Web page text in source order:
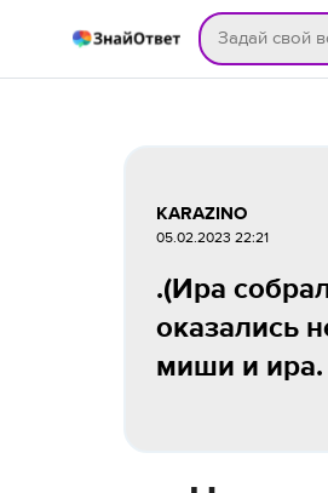
KARAZINO
05.02.2023 22:21
.(Ира
оказались
миши и ира.